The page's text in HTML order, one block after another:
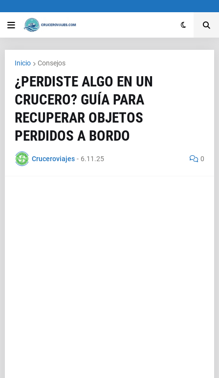
Inicio Consejos
¿PERDISTE ALGO EN UN
CRUCERO? GUÍA PARA
RECUPERAR OBJETOS
PERDIDOS A BORDO
Cruceroviajes - 6.11.25 0